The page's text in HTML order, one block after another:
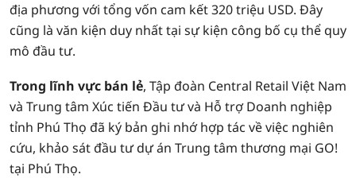
địa phương với tổng vốn cam kết 320 triệu USD. Đây
cũng là văn kiện duy nhất tại sự kiện công bố cụ thể quy
mô đầu tư.
Trong lĩnh vực bán lẻ, Tập đoàn Central Retail Việt Nam
và Trung tâm Xúc tiến Đầu tư và Hỗ trợ Doanh nghiệp
tỉnh Phú Thọ đã ký bản ghi nhớ hợp tác về việc nghiên
cứu, khảo sát đầu tư dự án Trung tâm thương mại GO!
tại Phú Thọ.